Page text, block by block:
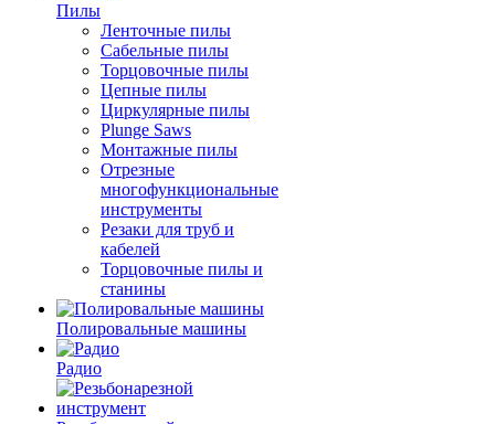
Пилы
Ленточные пилы
Сабельные пилы
Торцовочные пилы
Цепные пилы
Циркулярные пилы
Plunge Saws
Монтажные пилы
Отрезные
многофункциональные
инструменты
Резаки для труб и
кабелей
Торцовочные пилы и
станины
Полировальные машины
Радио